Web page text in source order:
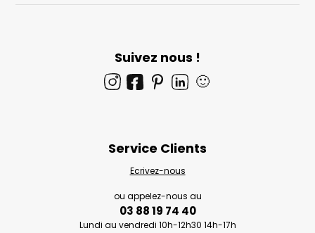
Suivez nous !
🙂
Service Clients
Ecrivez-nous
ou appelez-nous au
03 88 19 74 40
Lundi au vendredi 10h-12h30 14h-17h